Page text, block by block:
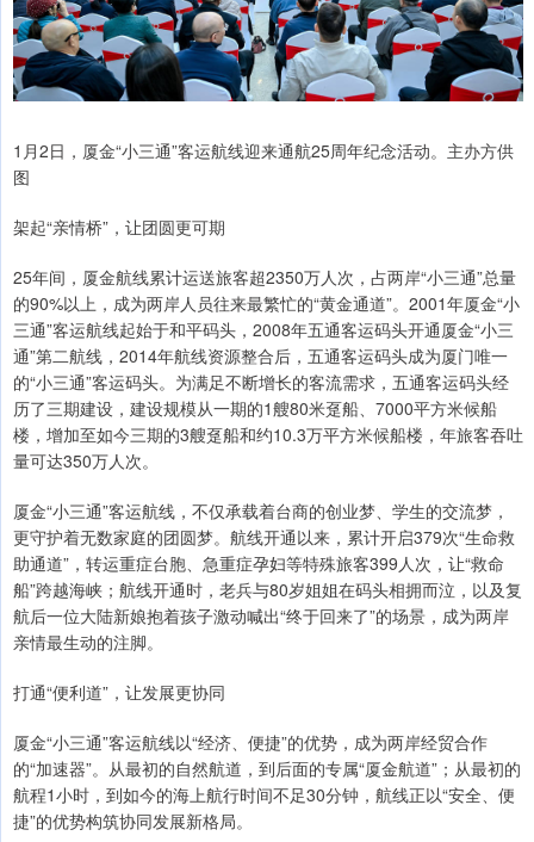
1月2日，厦金“小三通”客运航线迎来通航25周年纪念活动。主办方供
图
架起“亲情桥”，让团圆更可期
25年间，厦金航线累计运送旅客超2350万人次，占两岸“小三通”总量
的90%以上，成为两岸人员往来最繁忙的“黄金通道”。2001年厦金“小
三通”客运航线起始于和平码头，2008年五通客运码头开通厦金“小三
通”第二航线，2014年航线资源整合后，五通客运码头成为厦门唯一
的“小三通”客运码头。为满足不断增长的客流需求，五通客运码头经
历了三期建设，建设规模从一期的1艘80米趸船、7000平方米候船
楼，增加至如今三期的3艘趸船和约10.3万平方米候船楼，年旅客吞吐
量可达350万人次。
厦金“小三通”客运航线，不仅承载着台商的创业梦、学生的交流梦，
更守护着无数家庭的团圆梦。航线开通以来，累计开启379次“生命救
助通道”，转运重症台胞、急重症孕妇等特殊旅客399人次，让“救命
船”跨越海峡；航线开通时，老兵与80岁姐姐在码头相拥而泣，以及复
航后一位大陆新娘抱着孩子激动喊出“终于回来了”的场景，成为两岸
亲情最生动的注脚。
打通“便利道”，让发展更协同
厦金“小三通”客运航线以“经济、便捷”的优势，成为两岸经贸合作
的“加速器”。从最初的自然航道，到后面的专属“厦金航道”；从最初的
航程1小时，到如今的海上航行时间不足30分钟，航线正以“安全、便
捷”的优势构筑协同发展新格局。